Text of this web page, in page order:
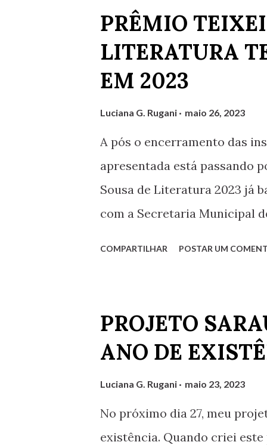
pensar: trio céu, mar e areia
de Palestra e dos golaços de
mestra desse time
PRÊMIO
LITERATURA
EM 2023
Luciana G. Rugani maio 26, 2023
A pós o encerramento das
apresentada está passando
Sousa de Literatura 2023 já
com a Secretaria Municipal
inscreveram para participar,
inscrições. Em comparação
expressivo, quando foram
COMPARTILHAR POSTAR UM
PROJETO
ANO DE
Luciana G. Rugani maio 23, 2023
No próximo dia 27, meu
existência. Quando criei